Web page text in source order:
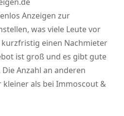
Anzeigen zur
was viele Leute vor
einen Nachmieter
ist groß und es gibt gute
Anzahl an anderen
als bei Immoscout &